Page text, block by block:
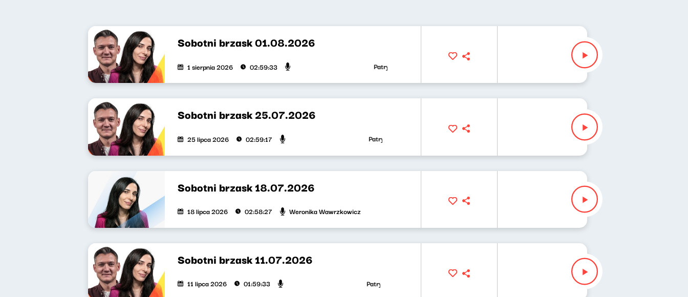
Sobotni brzask 01.08.2026
1 sierpnia 2026 02:59:33 Patryk Rabiega, Weronika Wawrzkowicz
Sobotni brzask 25.07.2026
25 lipca 2026 02:59:17 Patryk Rabiega, Weronika Wawrzkowicz
Sobotni brzask 18.07.2026
18 lipca 2026 02:58:27 Weronika Wawrzkowicz
Sobotni brzask 11.07.2026
11 lipca 2026 01:59:33 Patryk Rabiega, Weronika Wawrzkowicz